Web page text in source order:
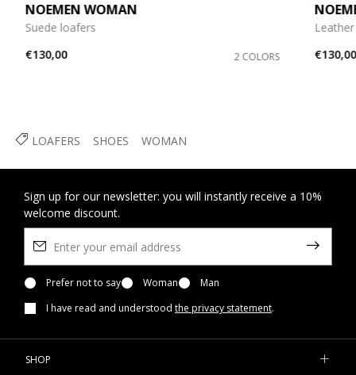
LOAFERS SHOES WOMAN
NOEMEN WOMAN
Suede loafers
€130,00
2 COLORS
€130,00
Sign up for our newsletter: you will instantly receive a 10%
welcome discount.
Prefer not to say Woman
Man
I have read and understood the privacy statement.
SHOP